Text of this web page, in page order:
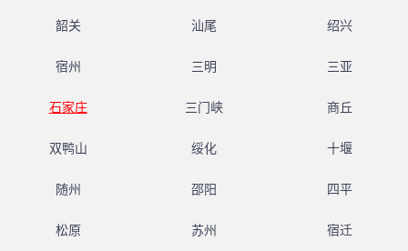
韶关 汕尾 绍兴
宿州 三明 三亚
石家庄 三门峡 商丘
双鸭山 绥化 十堰
随州 邵阳 四平
松原 苏州 宿迁